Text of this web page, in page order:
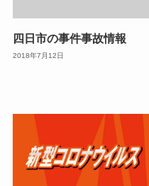
四日市の事件事故情報
2018年7月12日